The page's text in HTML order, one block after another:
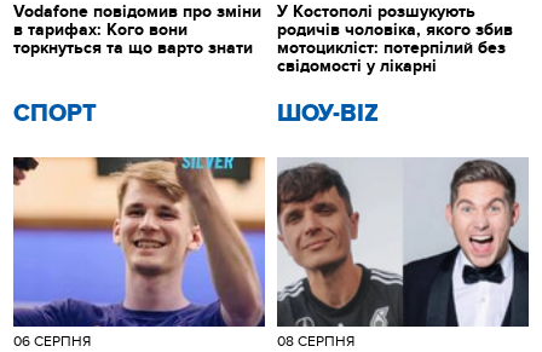
СПОРТ
06 СЕРПНЯ
ШОУ-BIZ
08 СЕРПНЯ
Vodafone повідомив про зміни
в тарифах: Кого вони
торкнуться та що варто знати
У Костополі розшукують
родичів чоловіка, якого збив
мотоцикліст: потерпілий без
свідомості у лікарні